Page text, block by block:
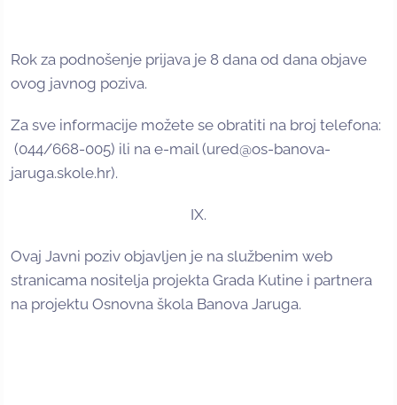
Rok za podnošenje prijava je 8 dana od dana objave
ovog javnog poziva.
Za sve informacije možete se obratiti na broj telefona:
(044/668-005) ili na e-mail (ured@os-banova-
jaruga.skole.hr).
IX.
Ovaj Javni poziv objavljen je na službenim web
stranicama nositelja projekta Grada Kutine i partnera
na projektu Osnovna škola Banova Jaruga.